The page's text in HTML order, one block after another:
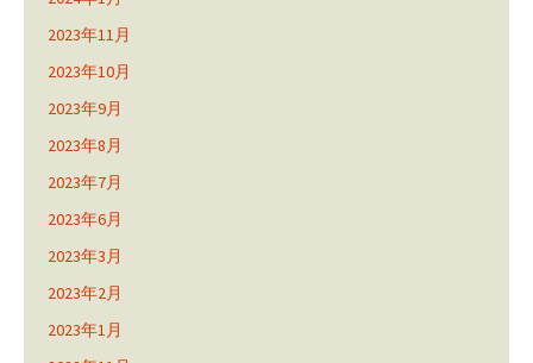
2023年11月
2023年10月
2023年9月
2023年8月
2023年7月
2023年6月
2023年3月
2023年2月
2023年1月